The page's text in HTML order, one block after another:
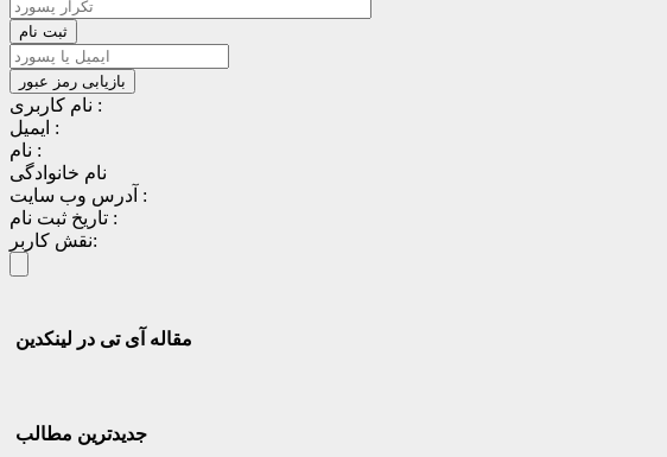
نام کاربری :
ایمیل :
نام :
نام خانوادگی
آدرس وب سایت :
تاریخ ثبت نام :
نقش کاربر:
مقاله آی تی در لینکدین
جدیدترین مطالب